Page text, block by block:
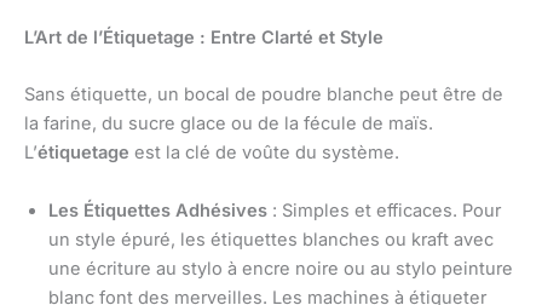
L’Art de l’Étiquetage : Entre Clarté et Style
Sans étiquette, un bocal de poudre blanche peut être de
la farine, du sucre glace ou de la fécule de maïs.
L’étiquetage est la clé de voûte du système.
Les Étiquettes Adhésives : Simples et efficaces. Pour
un style épuré, les étiquettes blanches ou kraft avec
une écriture au stylo à encre noire ou au stylo peinture
blanc font des merveilles. Les machines à étiqueter